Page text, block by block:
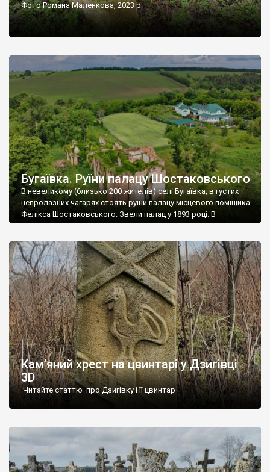
Фото Романа Маленкова, 2023 р.
Бугаївка. Руїни палацу Шостаковського
В невеликому (близько 200 жителів) селі Бугаївка, в густих
непролазних чагарях стоять руїни палацу місцевого поміщика
Фелікса Шостаковського. Звели палац у 1893 році. В
радянський період у ньому спочатку містилася школа, потім
століття тут розмістили туберкульозну лікарню. Коли із
палацу виїхала лікарня – ми точно не […]
Кам’яний хрест на цвинтарі у Дзигівці
3D
Читайте статтю про Дзигівку і її цвинтар